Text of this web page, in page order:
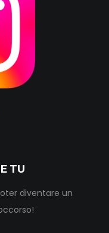
TU
diventare un